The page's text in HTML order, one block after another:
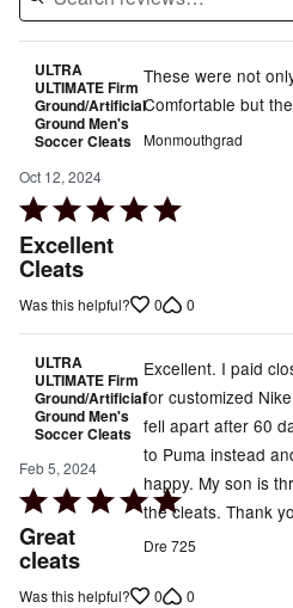
ULTRA
ULTIMATE Firm
Ground/Artificial
Ground Men's
Soccer Cleats
Oct 12, 2024
Rated
5
out
Excellent
Cleats
These were not
Comfortable but
Monmouthgrad
Was this helpful? 0 0
ULTRA
ULTIMATE Firm
Ground/Artificial
Ground Men's
Soccer Cleats
Feb 5, 2024
Rated
5
out
of
Great
cleats
Excellent. I paid
for customized
fell apart after 60
to Puma instead
happy. My son is
the cleats. Thank
Dre 725
Was this helpful? 0 0